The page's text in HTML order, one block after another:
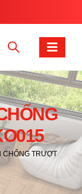
CHỐNG TRƯỢT